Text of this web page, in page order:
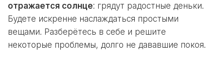
отражается солнце: грядут радостные деньки.
Будете искренне наслаждаться простыми
вещами. Разберётесь в себе и решите
некоторые проблемы, долго не дававшие покоя.